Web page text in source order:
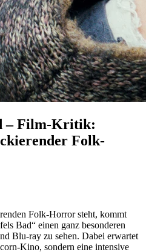
– Film-Kritik:
Folk-
Folk-Horror steht, kommt
Bad“ einen ganz besonderen
Blu-ray zu sehen. Dabei erwartet
Kino, sondern eine intensive